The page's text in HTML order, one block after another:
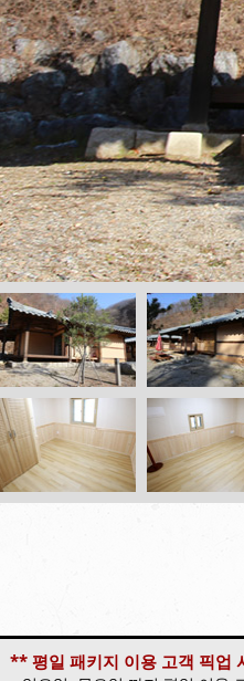
** 평일 패키지 이용 고객 픽업